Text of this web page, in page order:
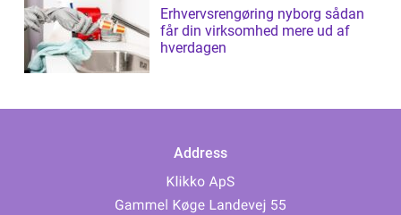
Erhvervsrengøring nyborg sådan
får din virksomhed mere ud af
hverdagen
Address